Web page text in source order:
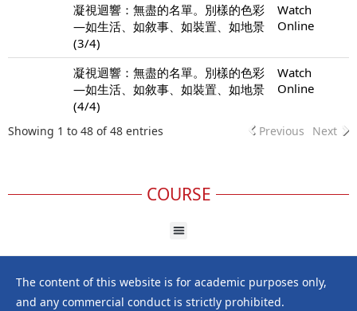
凝視迴響：無盡的名單。別樣的色彩
—如生活、如敘事、如裝置、如地景
(3/4)
Watch
Online
凝視迴響：無盡的名單。別樣的色彩
—如生活、如敘事、如裝置、如地景
(4/4)
Watch
Online
Showing 1 to 48 of 48 entries Previous Next
COURSE
The content of this website is for academic purposes only,
and any commercial conduct is strictly prohibited.